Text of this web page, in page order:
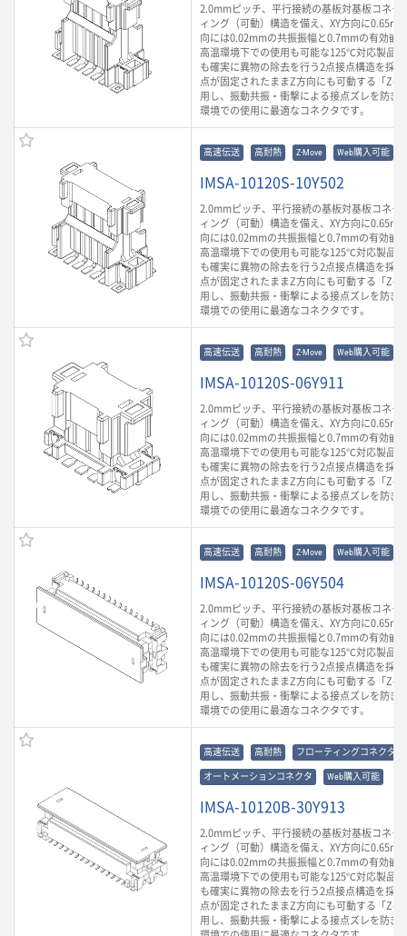
2.0mmピッチ、平行接続の基板対基板コネク
ィング（可動）構造を備え、XY方向に
向には0.02mmの共振振幅と0.7mmの有効嵌
高温環境下での使用も可能な125℃対応製品
も確実に異物の除去を行う2点接点構造を採
点が固定されたままZ方向にも可動する「Z-
用し、振動共振・衝撃による接点ズレを防ぎ
環境での使用に最適なコネクタです。
高速伝送 高耐熱 Z-Move Web購入可能
IMSA-10120S-10Y502
2.0mmピッチ、平行接続の基板対基板コネク
ィング（可動）構造を備え、XY方向に
向には0.02mmの共振振幅と0.7mmの有効嵌
高温環境下での使用も可能な125℃対応製品
も確実に異物の除去を行う2点接点構造を採
点が固定されたままZ方向にも可動する「Z-
用し、振動共振・衝撃による接点ズレを防ぎ
環境での使用に最適なコネクタです。
高速伝送 高耐熱 Z-Move Web購入可能
IMSA-10120S-06Y911
2.0mmピッチ、平行接続の基板対基板コネク
ィング（可動）構造を備え、XY方向に
向には0.02mmの共振振幅と0.7mmの有効嵌
高温環境下での使用も可能な125℃対応製品
も確実に異物の除去を行う2点接点構造を採
点が固定されたままZ方向にも可動する「Z-
用し、振動共振・衝撃による接点ズレを防ぎ
環境での使用に最適なコネクタです。
高速伝送 高耐熱 Z-Move Web購入可能
IMSA-10120S-06Y504
2.0mmピッチ、平行接続の基板対基板コネク
ィング（可動）構造を備え、XY方向に
向には0.02mmの共振振幅と0.7mmの有効嵌
高温環境下での使用も可能な125℃対応製品
も確実に異物の除去を行う2点接点構造を採
点が固定されたままZ方向にも可動する「Z-
用し、振動共振・衝撃による接点ズレを防ぎ
環境での使用に最適なコネクタです。
高速伝送 高耐熱 フローティングコネクタ
オートメーションコネクタ Web購入可能
IMSA-10120B-30Y913
2.0mmピッチ、平行接続の基板対基板コネク
ィング（可動）構造を備え、XY方向に
向には0.02mmの共振振幅と0.7mmの有効嵌
高温環境下での使用も可能な125℃対応製品
も確実に異物の除去を行う2点接点構造を採
点が固定されたままZ方向にも可動する「Z-
用し、振動共振・衝撃による接点ズレを防ぎ